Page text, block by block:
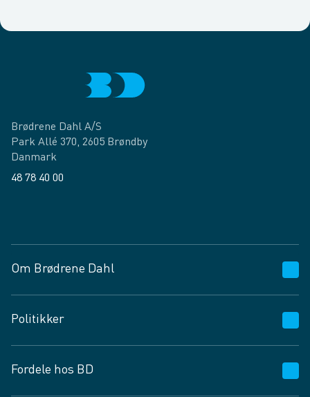
Brødrene Dahl A/S
Park Allé 370, 2605 Brøndby
Danmark
48 78 40 00
Om Brødrene Dahl
Vagttelefon 30 10 89 89
Spørgsmål og svar
Job og karriere
Politikker
Privatlivspolitik
Fordele hos BD